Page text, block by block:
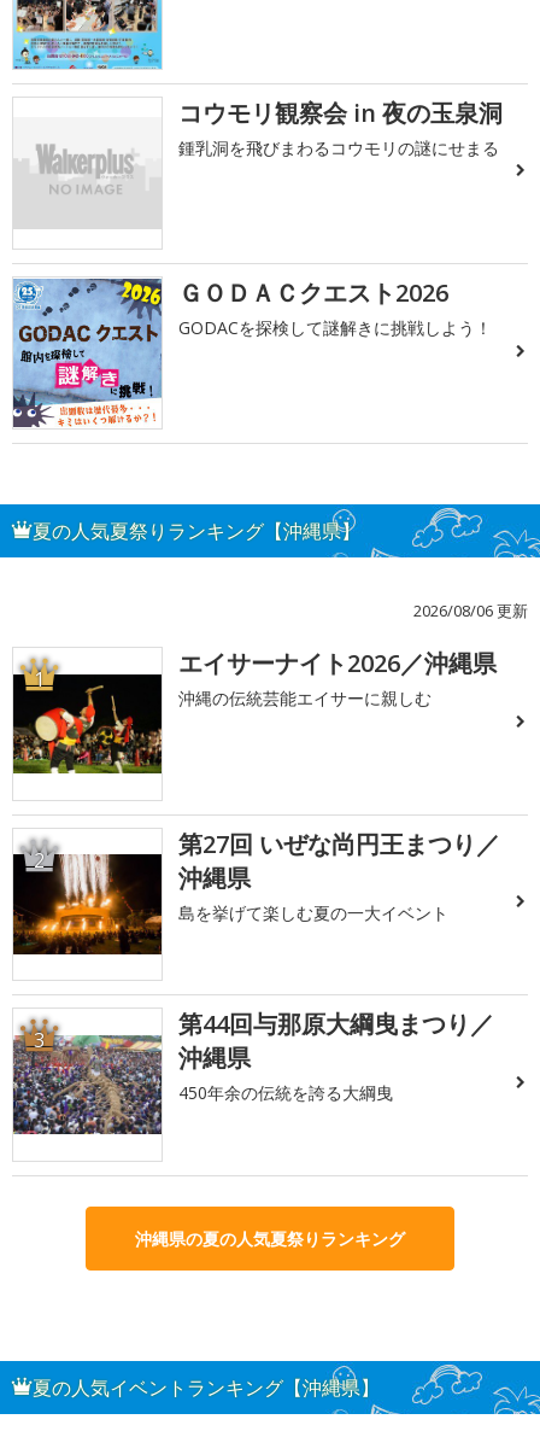
コウモリ観察会 in 夜の玉泉洞
鍾乳洞を飛びまわるコウモリの謎にせまる
ＧＯＤＡＣクエスト2026
GODACを探検して謎解きに挑戦しよう！
夏の人気夏祭りランキング【沖縄県】
2026/08/06 更新
1 エイサーナイト2026／沖縄県
沖縄の伝統芸能エイサーに親しむ
2
第27回 いぜな尚円王まつり／
沖縄県
島を挙げて楽しむ夏の一大イベント
3
第44回与那原大綱曳まつり／
沖縄県
450年余の伝統を誇る大綱曳
沖縄県の夏の人気夏祭りランキング
夏の人気イベントランキング【沖縄県】